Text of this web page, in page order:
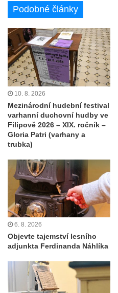
Podobné články
10. 8. 2026
Mezinárodní hudební festival
varhanní duchovní hudby ve
Filipově 2026 – XIX. ročník –
Gloria Patri (varhany a
trubka)
6. 8. 2026
Objevte tajemství lesního
adjunkta Ferdinanda Náhlíka